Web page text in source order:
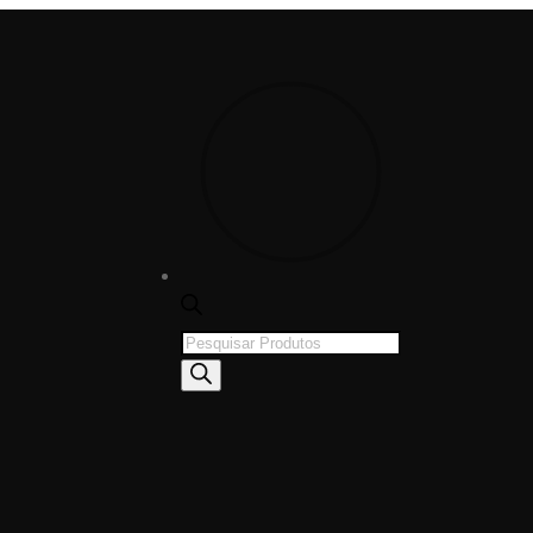
Products
search